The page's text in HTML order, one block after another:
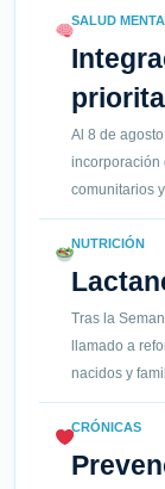
SALUD
Al 8 de
incorporación
comunitarios
NUTRICIÓN
Tras la
llamado a
nacidos y
CRÓNICAS